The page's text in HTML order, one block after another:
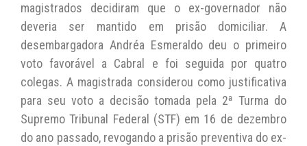
magistrados decidiram que o ex-governador não
deveria ser mantido em prisão domiciliar. A
desembargadora Andréa Esmeraldo deu o primeiro
voto favorável a Cabral e foi seguida por quatro
colegas. A magistrada considerou como justificativa
para seu voto a decisão tomada pela 2ª Turma do
Supremo Tribunal Federal (STF) em 16 de dezembro
do ano passado, revogando a prisão preventiva do ex-